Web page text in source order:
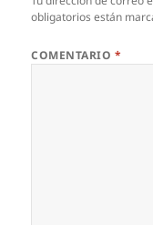
obligatorios están
COMENTARIO *